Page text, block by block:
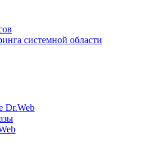
системной области
Dr.Web